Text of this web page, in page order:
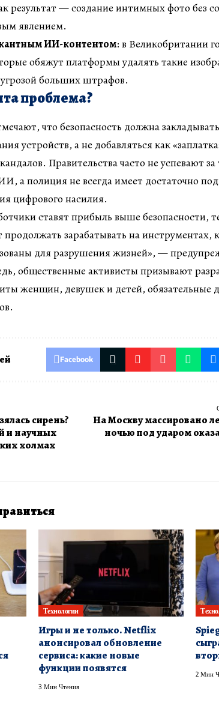
результат — создание интимных фото без
явлением.
ИИ-контентом: в Великобритании
обяжут платформы удалять такие
угрозой больших штрафов.
проблема?
что безопасность должна
устройств, а не добавляться как
Правительства часто не успевают
а полиция не всегда имеет достаточно
цифрового насилия.
ставят прибыль выше безопасности,
продолжать зарабатывать на инструментах,
для разрушения жизней», —
общественные активисты призывают
женщин, девушек и детей, обязательные
Facebook
сирень?
и научных
холмах
На Москву массировано
ночью под ударом
Технологии
Игры и не только. Netflix
анонсировал обновление
сервиса: какие новые
функции появятся
3 Мин Чтения
2 Мин